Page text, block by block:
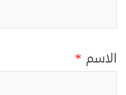
الاسم *